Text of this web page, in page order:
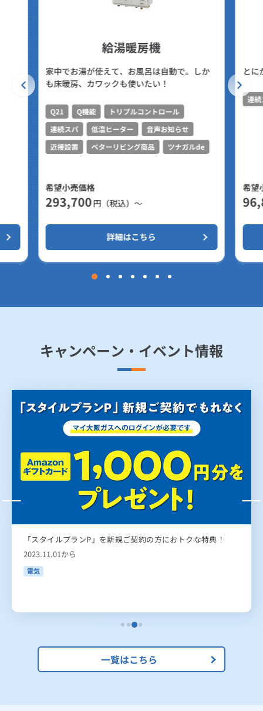
給湯暖房機
家中でお湯が使えて、お風呂は自動で。しか
も床暖房、カワックも使いたい！
Q21 Q機能
トリプルコントロール
連続スパ
低温ヒーター
音声お知らせ
近接設置
ベターリビング商品 ツナガルde
希望小売価格
293,700円（税込）～
詳細はこちら
とに
連
希望
キャンペーン・イベント情報
「スタイルプランP」を新規ご契約の方におトクな特典！
2023.11.01から
電気
一覧はこちら